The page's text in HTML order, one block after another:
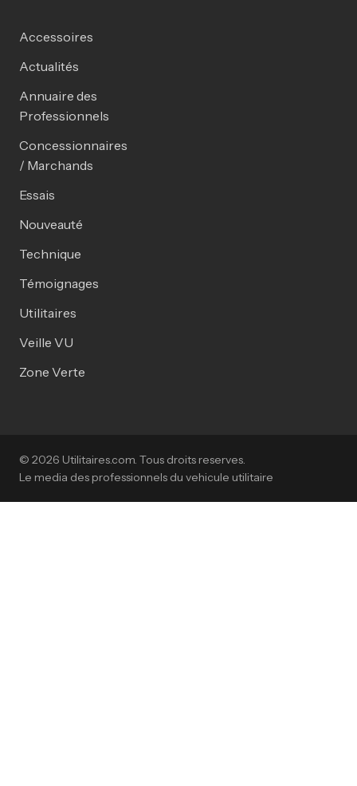
Accessoires
Actualités
Annuaire des
Professionnels
Concessionnaires
/ Marchands
Essais
Nouveauté
Technique
Témoignages
Utilitaires
Veille VU
Zone Verte
© 2026 Utilitaires.com. Tous droits reserves.
Le media des professionnels du vehicule utilitaire